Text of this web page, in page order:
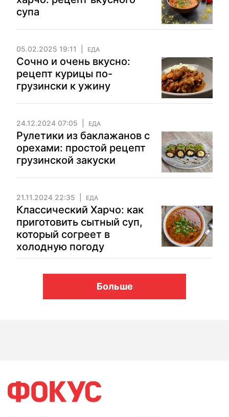
супа
05.02.2025 19:11 ЕДА
Сочно и очень вкусно:
рецепт курицы по-
грузински к ужину
24.12.2024 07:05 ЕДА
Рулетики из бакла­жанов с
орехами: простой рецепт
грузинской закуски
21.11.2024 22:35 ЕДА
Классический Харчо: как
приготовить сытный суп,
который согреет в
холодную погоду
Больше